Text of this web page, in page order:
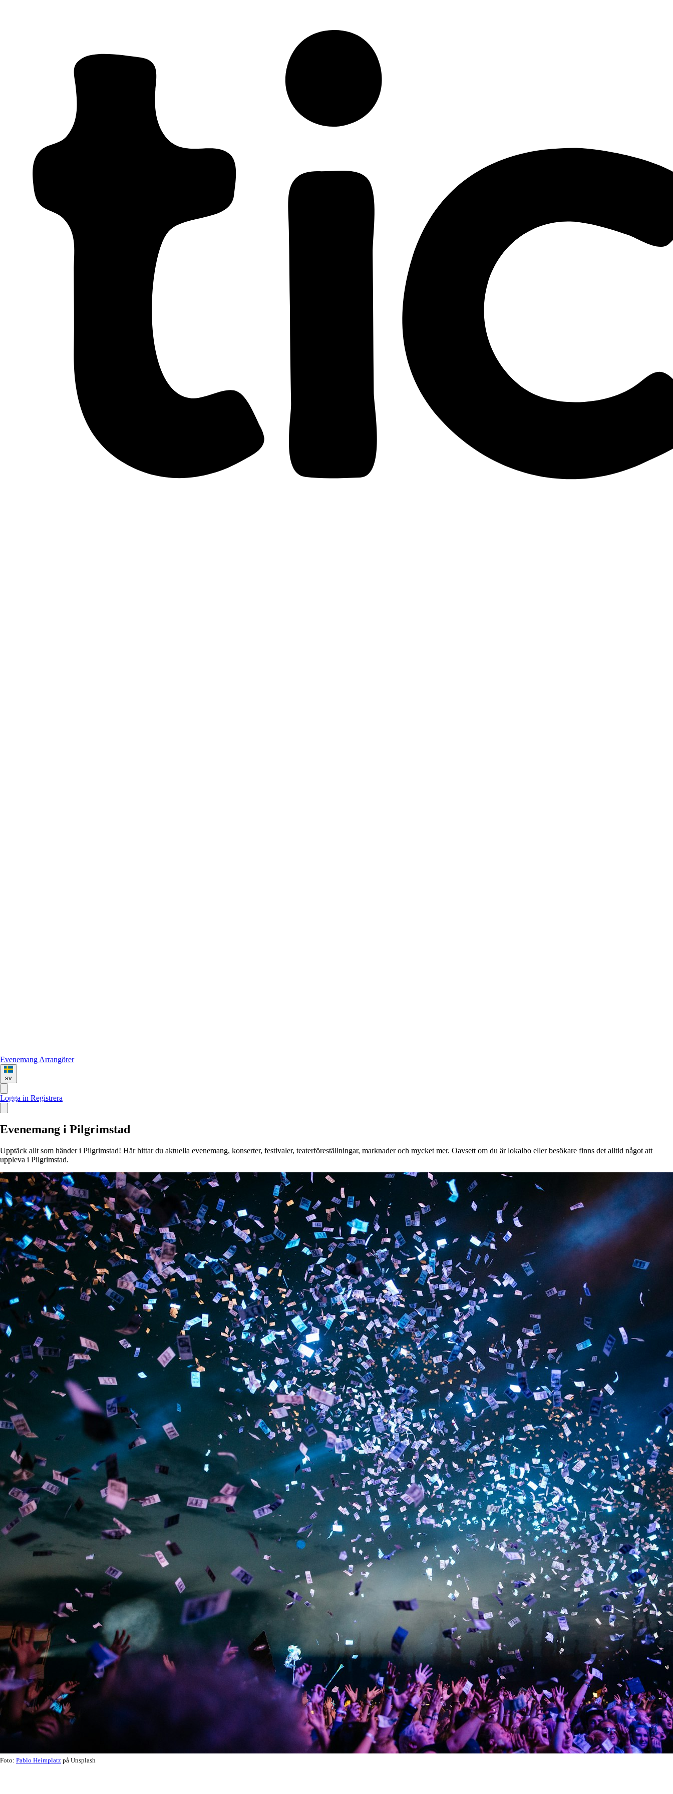
Evenemang Arrangörer
sv
Logga in Registrera
Evenemang i Pilgrimstad
Upptäck allt som händer i Pilgrimstad! Här hittar du aktuella evenemang, konserter, festivaler, teaterföreställningar, marknader och mycket mer. Oavsett om du är lokalbo eller besökare finns det alltid något att
uppleva i Pilgrimstad.
Foto: Pablo Heimplatz på Unsplash